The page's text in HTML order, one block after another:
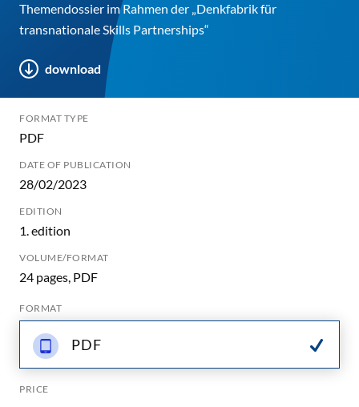
Themendossier im Rahmen der „Denkfabrik für
transnationale Skills Partnerships“
download
FORMAT TYPE
PDF
DATE OF PUBLICATION
28/02/2023
EDITION
1. edition
VOLUME/FORMAT
24 pages, PDF
FORMAT
PDF
PRICE